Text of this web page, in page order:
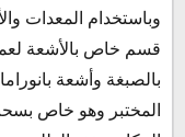
وباستخدام المعدات
قسم خاص بالأشعة
بالصبغة وأشعة
المختبر وهو خاص